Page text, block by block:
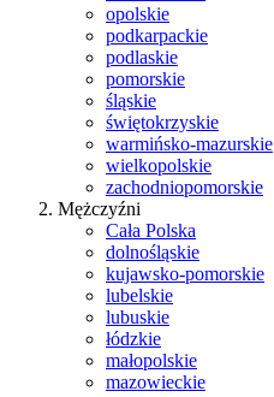
opolskie
podkarpackie
podlaskie
pomorskie
śląskie
świętokrzyskie
warmińsko-mazurskie
wielkopolskie
zachodniopomorskie
Mężczyźni
Cała Polska
dolnośląskie
kujawsko-pomorskie
lubelskie
lubuskie
łódzkie
małopolskie
mazowieckie